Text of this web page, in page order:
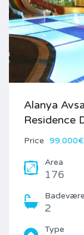
Alanya
Residence
Price 99.000€
Area
176
2
Type